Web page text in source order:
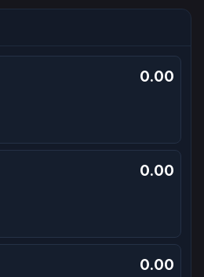
0.00
0.00
0.00